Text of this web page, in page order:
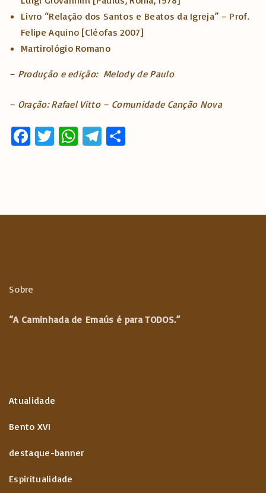
Livro “Relação dos Santos e Beatos da Igreja” – Prof.
Felipe Aquino [Cléofas 2007]
Martirológio Romano
– Produção e edição: Melody de Paulo
– Oração: Rafael Vitto – Comunidade Canção Nova
Fa
o
T
r
W
A
T
a
Sobre
“A Caminhada de Emaús é para TODOS.”
Atualidade
Bento XVI
destaque-banner
Espiritualidade